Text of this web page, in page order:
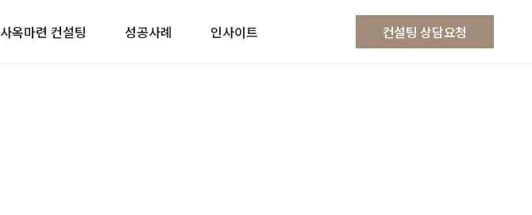
사옥마련 컨설팅 성공사례 인사이트 컨설팅 상담요청